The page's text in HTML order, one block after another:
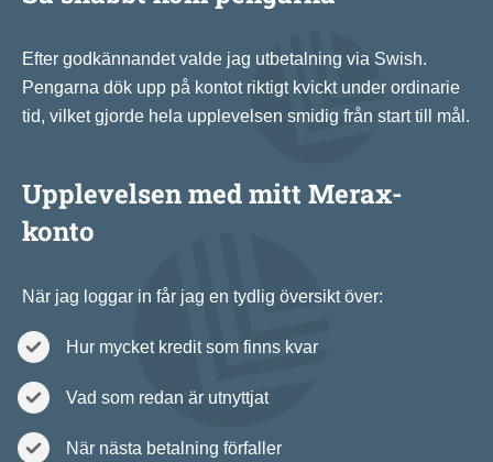
Efter godkännandet valde jag utbetalning via Swish.
Pengarna dök upp på kontot riktigt kvickt under ordinarie
tid, vilket gjorde hela upplevelsen smidig från start till mål.
Upplevelsen med mitt Merax-
konto
När jag loggar in får jag en tydlig översikt över:
Hur mycket kredit som finns kvar
Vad som redan är utnyttjat
När nästa betalning förfaller